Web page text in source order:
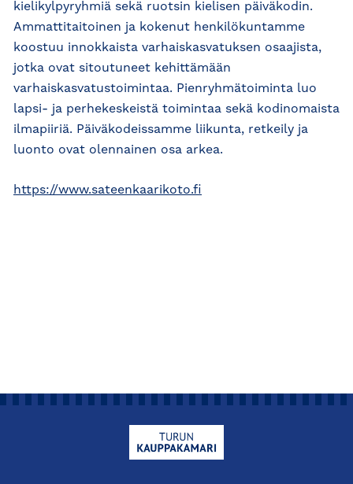
kielikylpyryhmiä sekä ruotsin kielisen päiväkodin.
Ammattitaitoinen ja kokenut henkilökuntamme
koostuu innokkaista varhaiskasvatuksen osaajista,
jotka ovat sitoutuneet kehittämään
varhaiskasvatustoimintaa. Pienryhmätoiminta luo
lapsi- ja perhekeskeistä toimintaa sekä kodinomaista
ilmapiiriä. Päiväkodeissamme liikunta, retkeily ja
luonto ovat olennainen osa arkea.
https://www.sateenkaarikoto.fi